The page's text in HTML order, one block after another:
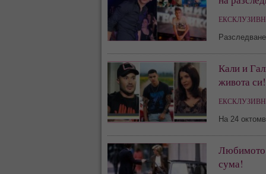
Кали и
живота
На 24
Любимото
сума!